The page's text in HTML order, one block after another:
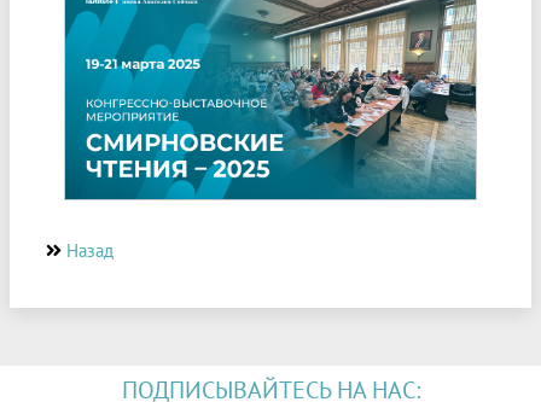
Назад
ПОДПИСЫВАЙТЕСЬ НА НАС: